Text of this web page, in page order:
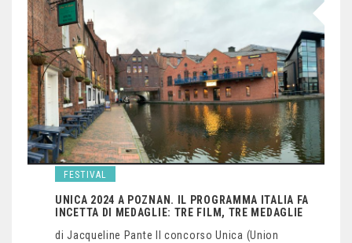
FESTIVAL
UNICA 2024 A POZNAN. IL PROGRAMMA ITALIA FA
INCETTA DI MEDAGLIE: TRE FILM, TRE MEDAGLIE
di Jacqueline Pante Il concorso Unica (Union